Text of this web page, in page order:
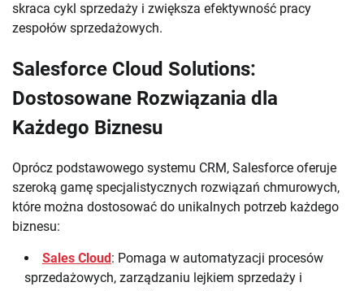
skraca cykl sprzedaży i zwiększa efektywność pracy
zespołów sprzedażowych.
Salesforce Cloud Solutions:
Dostosowane Rozwiązania dla
Każdego Biznesu
Oprócz podstawowego systemu CRM, Salesforce oferuje
szeroką gamę specjalistycznych rozwiązań chmurowych,
które można dostosować do unikalnych potrzeb każdego
biznesu:
Sales Cloud: Pomaga w automatyzacji procesów
sprzedażowych, zarządzaniu lejkiem sprzedaży i